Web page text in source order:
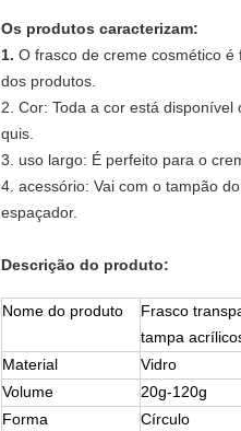
Os produtos caracterizam:
1. O frasco de creme cosmético
dos produtos.
2. Cor: Toda a cor está
quis.
3. uso largo: É perfeito para o
4. acessório: Vai com o tampão
espaçador.
Descrição do produto:
Nome do produto
Frasco
tampa
Material
Vidro
Volume
20g-120g
Forma
Círculo